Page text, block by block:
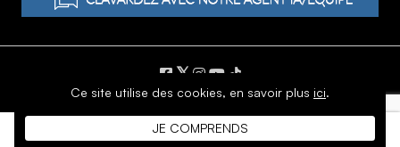
Ce site utilise des cookies, en savoir plus ici.
JE COMPRENDS
𝕏
DROIT D'AUTEUR © 1996 - 2026 SoftMoc Inc.
Commerce électronique par MWF Group. Tous droits réservés.